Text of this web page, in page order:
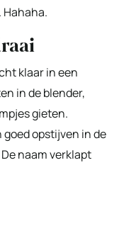
klaar in een
in de blender,
gieten.
opstijven in de
naam verklapt